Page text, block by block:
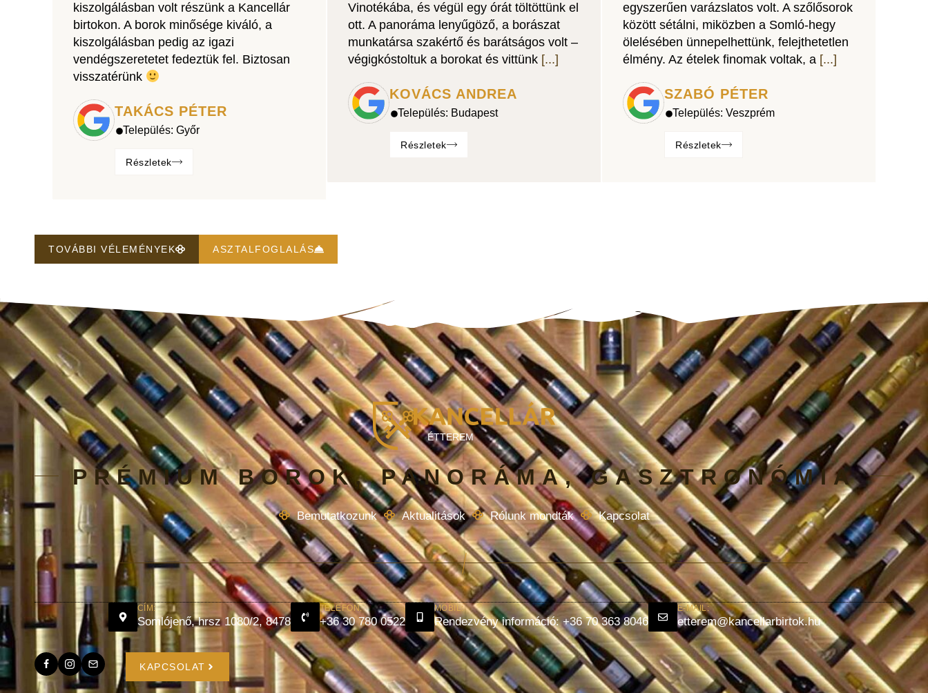
kiszolgálásban volt részünk a Kancellár
birtokon. A borok minősége kiváló, a
kiszolgálásban pedig az igazi
vendégszeretetet fedeztük fel. Biztosan
visszatérünk
TAKÁCS PÉTER
Település: Győr
Részletek
Vinotékába, és végül egy órát töltöttünk el
ott. A panoráma lenyűgöző, a borászat
munkatársa szakértő és barátságos volt –
végigkóstoltuk a borokat és vittünk [...]
KOVÁCS ANDREA
Település: Budapest
Részletek
egyszerűen varázslatos volt. A szőlősorok
között sétálni, miközben a Somló-hegy
ölelésében ünnepelhettünk, felejthetetlen
élmény. Az ételek finomak voltak, a [...]
SZABÓ PÉTER
Település: Veszprém
Részletek
TOVÁBBI VÉLEMÉNYEK ASZTALFOGLALÁS
ÉTTEREM
PRÉMIUM BOROK, PANORÁMA, GASZTRONÓMIA
Bemutatkozunk Aktualitások Rólunk mondták Kapcsolat
CÍM:
Somlójenő, hrsz 1080/2, 8478
TELEFON:
+36 30 780 0522
MOBIL:
Rendezvény információ: +36 70 363 8046
E-MAIL:
etterem@kancellarbirtok.hu
KAPCSOLAT